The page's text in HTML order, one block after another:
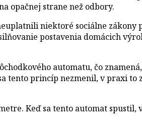
opačnej strane než odbory.
niektoré sociálne zákony
postavenia domácich
automatu, čo
tento princíp nezmenil, v praxi to
Keď sa tento automat spustil,